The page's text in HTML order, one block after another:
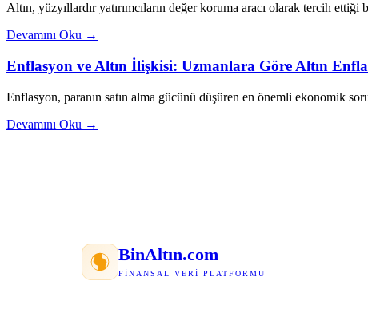
Altın, yüzyıllardır yatırımcıların değer koruma aracı olarak tercih ettiği
Devamını Oku →
Enflasyon ve Altın İlişkisi: Uzmanlara Göre Altın
Enflasyon, paranın satın alma gücünü düşüren en önemli ekonomik
Devamını Oku →
BinAltın.com
FINANSAL VERI PLATFORMU